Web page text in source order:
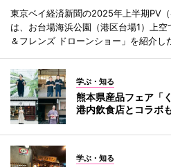
東京ベイ経済新聞の2025年上半期PV
は、お台場海浜公園（港区台場1）上
＆フレンズ ドローンショー」を紹介し
学ぶ・知る
熊本県産品フェア「
港内飲食店とコラボ
学ぶ・知る